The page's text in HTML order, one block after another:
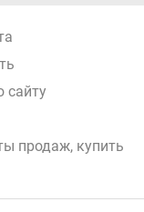
сайту
продаж, купить